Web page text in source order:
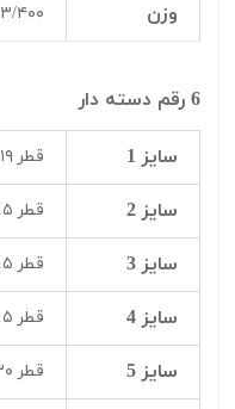
وزن ۳/۴۰۰ کیلوگرم
6 رقم دسته دار
سایز 1 قطر ۱۹ س ارتفاع ۹ س
سایز 2 قطر ۲۱.۵ س ارتفاع ۹.۵ س
سایز 3 قطر ۲۴.۵ س ارتفاع ۱۰.۵ س
سایز 4 قطر ۲۷.۵ س ارتفاع ۱۲ س
سایز 5 قطر ۳۰ س ارتفاع ۱۳س